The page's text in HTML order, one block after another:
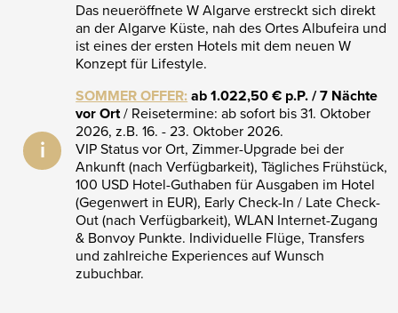
i
Das neueröffnete W Algarve erstreckt sich direkt
an der Algarve Küste, nah des Ortes Albufeira und
ist eines der ersten Hotels mit dem neuen W
Konzept für Lifestyle.
SOMMER OFFER: ab 1.022,50 € p.P. / 7 Nächte
vor Ort/ Reisetermine: ab sofort bis 31. Oktober
2026, z.B. 16. - 23. Oktober 2026.
VIP Status vor Ort, Zimmer-Upgrade bei der
Ankunft (nach Verfügbarkeit), Tägliches Frühstück,
100 USD Hotel-Guthaben für Ausgaben im Hotel
(Gegenwert in EUR), Early Check-In / Late Check-
Out (nach Verfügbarkeit), WLAN Internet-Zugang
& Bonvoy Punkte. Individuelle Flüge, Transfers
und zahlreiche Experiences auf Wunsch
zubuchbar.